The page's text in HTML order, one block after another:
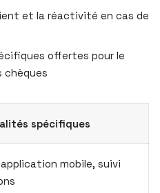
et la réactivité en cas de
offertes pour le
chèques
spécifiques
mobile, suivi